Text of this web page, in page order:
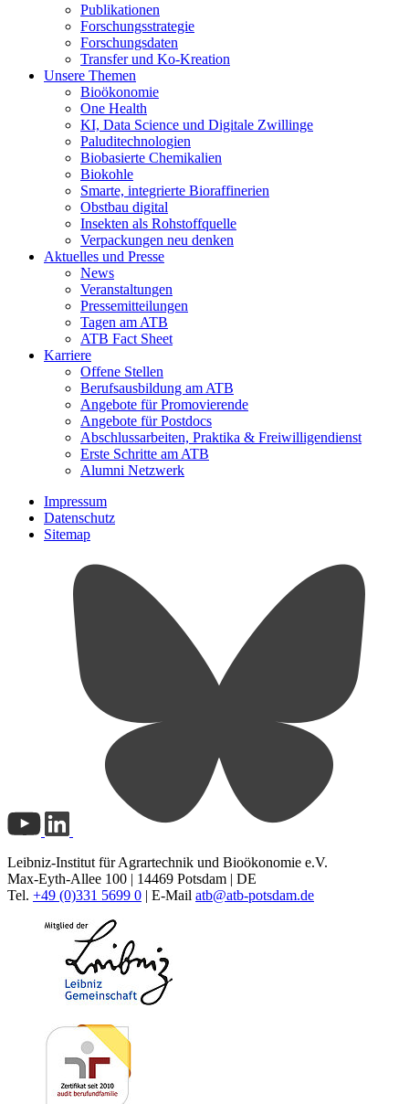
Publikationen
Forschungsstrategie
Forschungsdaten
Transfer und Ko-Kreation
Unsere Themen
Bioökonomie
One Health
KI, Data Science und Digitale Zwillinge
Paluditechnologien
Biobasierte Chemikalien
Biokohle
Smarte, integrierte Bioraffinerien
Obstbau digital
Insekten als Rohstoffquelle
Verpackungen neu denken
Aktuelles und Presse
News
Veranstaltungen
Pressemitteilungen
Tagen am ATB
ATB Fact Sheet
Karriere
Offene Stellen
Berufsausbildung am ATB
Angebote für Promovierende
Angebote für Postdocs
Abschlussarbeiten, Praktika & Freiwilligendienst
Erste Schritte am ATB
Alumni Netzwerk
Impressum
Datenschutz
Sitemap
Leibniz-Institut für Agrartechnik und Bioökonomie e.V.
Max-Eyth-Allee 100 | 14469 Potsdam | DE
Tel. +49 (0)331 5699 0 | E-Mail atb@atb-potsdam.de